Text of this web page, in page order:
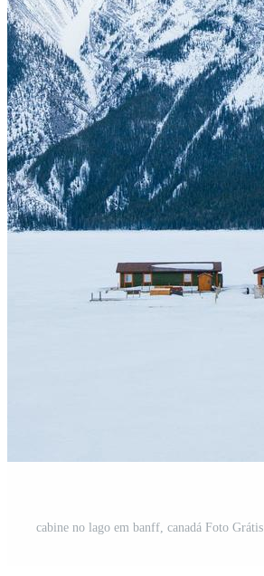
cabine no lago em banff, canadá Foto Grátis